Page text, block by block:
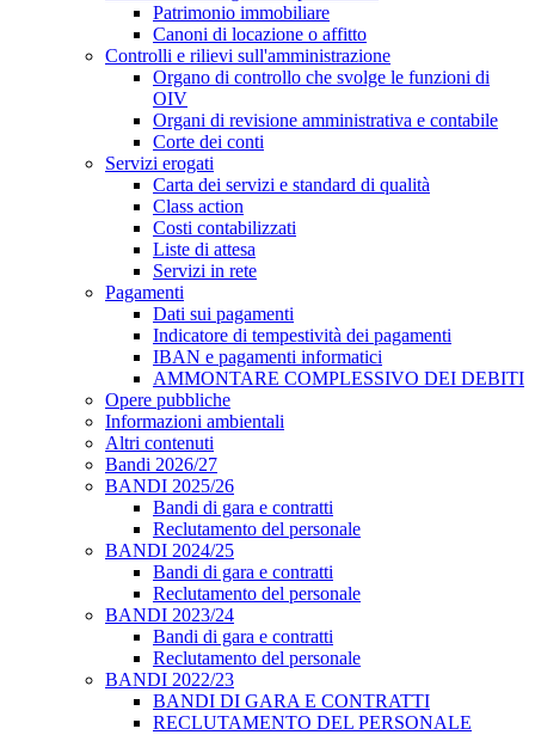
Patrimonio immobiliare
Canoni di locazione o affitto
Controlli e rilievi sull'amministrazione
Organo di controllo che svolge le funzioni di
OIV
Organi di revisione amministrativa e contabile
Corte dei conti
Servizi erogati
Carta dei servizi e standard di qualità
Class action
Costi contabilizzati
Liste di attesa
Servizi in rete
Pagamenti
Dati sui pagamenti
Indicatore di tempestività dei pagamenti
IBAN e pagamenti informatici
AMMONTARE COMPLESSIVO DEI DEBITI
Opere pubbliche
Informazioni ambientali
Altri contenuti
Bandi 2026/27
BANDI 2025/26
Bandi di gara e contratti
Reclutamento del personale
BANDI 2024/25
Bandi di gara e contratti
Reclutamento del personale
BANDI 2023/24
Bandi di gara e contratti
Reclutamento del personale
BANDI 2022/23
BANDI DI GARA E CONTRATTI
RECLUTAMENTO DEL PERSONALE